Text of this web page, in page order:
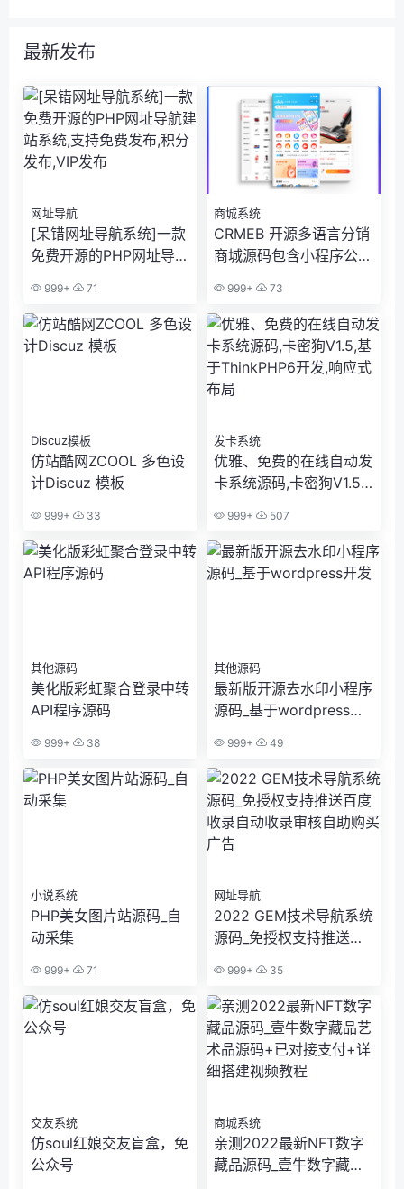
最新发布
网址导航
[呆错网址导航系统]一款
免费开源的PHP网址导航
积分发布,VIP发布
999+ 71
商城系统
CRMEB 开源多语言分销
商城源码包含小程序公众
999+ 73
Discuz模板
仿站酷网ZCOOL 多色设
计Discuz 模板
999+ 33
发卡系统
优雅、免费的在线自动发
卡系统源码,卡密狗V1.5,
应式布局
999+ 507
其他源码
美化版彩虹聚合登录中转
API程序源码
999+ 38
其他源码
最新版开源去水印小程序
源码_基于wordpress开
999+ 49
小说系统
PHP美女图片站源码_自
动采集
999+ 71
网址导航
2022 GEM技术导航系统
源码_免授权支持推送百
购买广告
999+ 35
交友系统
仿soul红娘交友盲盒，免
公众号
商城系统
亲测2022最新NFT数字
藏品源码_壹牛数字藏品